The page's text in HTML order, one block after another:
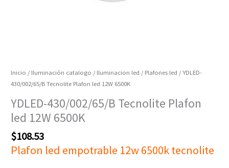
Inicio / Iluminación catalogo / Iluminacion led / Plafones led / YDLED-
430/002/65/B Tecnolite Plafon led 12W 6500K
YDLED-430/002/65/B Tecnolite Plafon
led 12W 6500K
$108.53
Plafon led empotrable 12w 6500k tecnolite